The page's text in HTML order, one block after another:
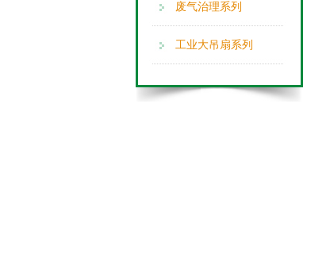
废气治理系列
工业大吊扇系列